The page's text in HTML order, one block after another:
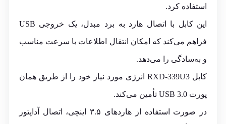
استفاده کرد.
این کابل با اتصال هارد به برد مبدل، یک خروجی USB
فراهم می‌کند که امکان انتقال اطلاعات با سرعت مناسب
و به‌سادگی را می‌دهد.
کابل RXD-339U3 انرژی مورد نیاز خود را از طریق همان
پورت USB 3.0 تأمین می‌کند.
در صورت استفاده از هاردهای ۳.۵ اینچی، اتصال آداپتور